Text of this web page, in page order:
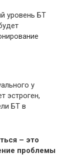
уровень БТ
у
эстроген,
БТ в
– это
проблемы